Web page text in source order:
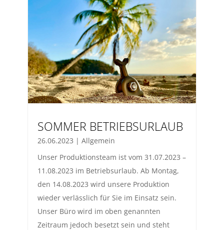
SOMMER BETRIEBSURLAUB
26.06.2023 | Allgemein
Unser Produktionsteam ist vom 31.07.2023 –
11.08.2023 im Betriebsurlaub. Ab Montag,
den 14.08.2023 wird unsere Produktion
wieder verlässlich für Sie im Einsatz sein.
Unser Büro wird im oben genannten
Zeitraum jedoch besetzt sein und steht